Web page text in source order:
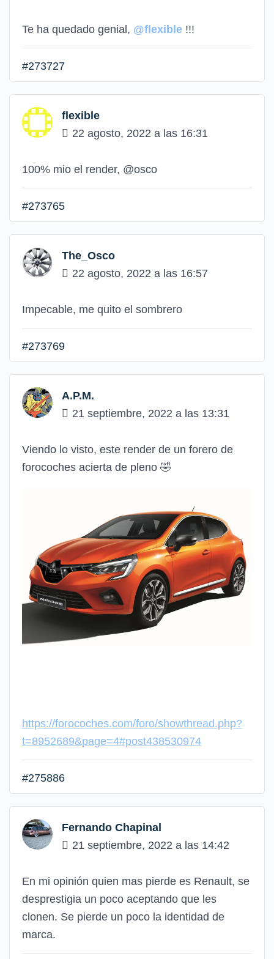
Te ha quedado genial, @flexible !!!
#273727
flexible
22 agosto, 2022 a las 16:31
100% mio el render, @osco
#273765
The_Osco
22 agosto, 2022 a las 16:57
Impecable, me quito el sombrero
#273769
A.P.M.
21 septiembre, 2022 a las 13:31
Viendo lo visto, este render de un forero de
forocoches acierta de pleno 🤣
https://forocoches.com/foro/showthread.php?
t=8952689&page=4#post438530974
#275886
Fernando Chapinal
21 septiembre, 2022 a las 14:42
En mi opinión quien mas pierde es Renault, se
desprestigia un poco aceptando que les
clonen. Se pierde un poco la identidad de
marca.